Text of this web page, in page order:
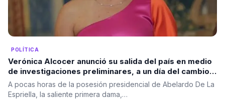
POLÍTICA
Verónica Alcocer anunció su salida del país en medio
de investigaciones preliminares, a un día del cambio
de gobierno. La pregunta es: ¿también se irá Petro?
A pocas horas de la posesión presidencial de Abelardo De La
Espriella, la saliente primera dama,…